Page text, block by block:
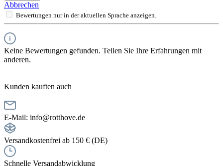
Abbrechen
Bewertungen nur in der aktuellen Sprache anzeigen.
Keine Bewertungen gefunden. Teilen Sie Ihre Erfahrungen mit
anderen.
Kunden kauften auch
E-Mail: info@rotthove.de
Versandkostenfrei ab 150 € (DE)
Schnelle Versandabwicklung